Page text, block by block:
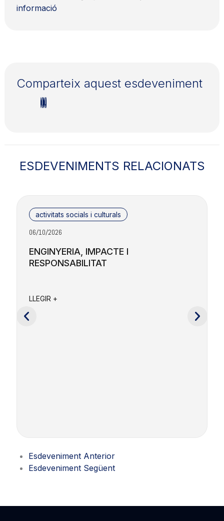
informació
Comparteix aquest esdeveniment
ESDEVENIMENTS RELACIONATS
activitats socials i culturals
06/10/2026
ENGINYERIA, IMPACTE I
RESPONSABILITAT
LLEGIR +
Esdeveniment Anterior
Esdeveniment Següent